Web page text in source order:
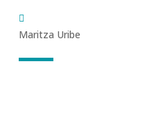
Maritza Uribe